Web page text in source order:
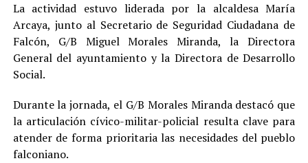
La actividad estuvo liderada por la alcaldesa María
Arcaya, junto al Secretario de Seguridad Ciudadana de
Falcón, G/B Miguel Morales Miranda, la Directora
General del ayuntamiento y la Directora de Desarrollo
Social.
Durante la jornada, el G/B Morales Miranda destacó que
la articulación cívico-militar-policial resulta clave para
atender de forma prioritaria las necesidades del pueblo
falconiano.